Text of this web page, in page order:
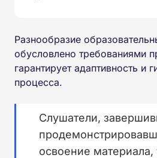
Разнообразие
обусловлено требованиями
гарантирует адаптивность и
процесса.
Слушатели,
освоение